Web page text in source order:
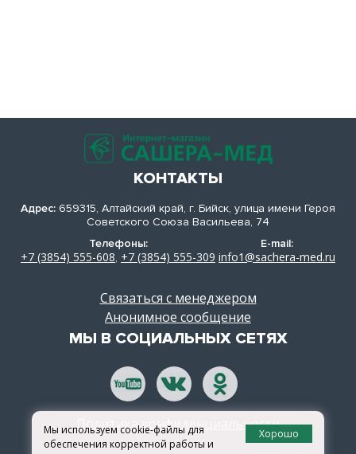
КОНТАКТЫ
Адрес: 659315, Алтайский край, г. Бийск, улица имени Героя
Советского Союза Васильева, 74
Телефоны:
+7 (3854) 555-608, +7 (3854) 555-309
E-mail:
info1@sachera-med.ru
Связаться с менеджером
Анонимное сообщение
МЫ В СОЦИАЛЬНЫХ СЕТЯХ
Политика конфиденциальности
Мы используем cookie-файлы для
обеспечения корректной работы и
Хорошо